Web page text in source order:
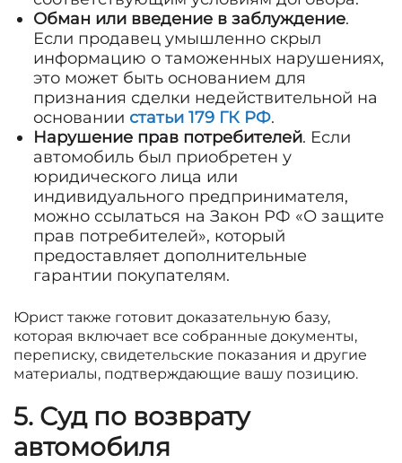
Обман или введение в заблуждение.
Если продавец умышленно скрыл
информацию о таможенных нарушениях,
это может быть основанием для
признания сделки недействительной на
основании статьи 179 ГК РФ.
Нарушение прав потребителей. Если
автомобиль был приобретен у
юридического лица или
индивидуального предпринимателя,
можно ссылаться на Закон РФ «О защите
прав потребителей», который
предоставляет дополнительные
гарантии покупателям.
Юрист также готовит доказательную базу,
которая включает все собранные документы,
переписку, свидетельские показания и другие
материалы, подтверждающие вашу позицию.
5. Суд по возврату
автомобиля